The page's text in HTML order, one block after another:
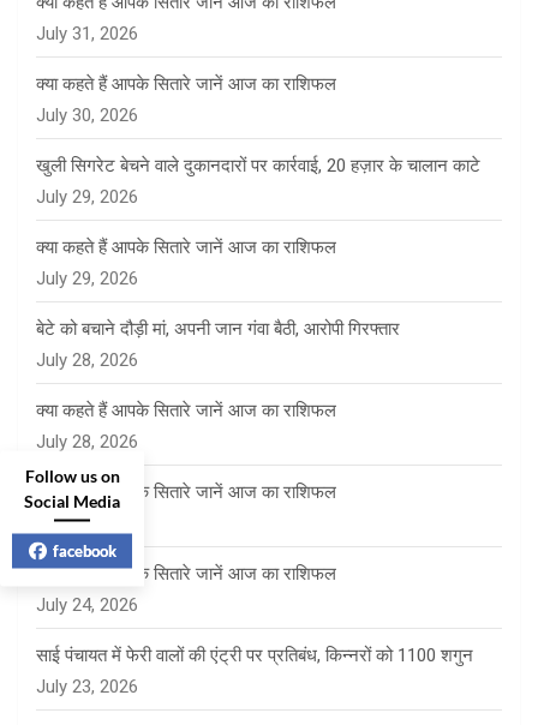
July 31, 2026
क्या कहते हैं आपके सितारे जानें आज का राशिफल
July 30, 2026
खुली सिगरेट बेचने वाले दुकानदारों पर कार्रवाई, 20 हज़ार के चालान काटे
July 29, 2026
क्या कहते हैं आपके सितारे जानें आज का राशिफल
July 29, 2026
बेटे को बचाने दौड़ी मां, अपनी जान गंवा बैठी, आरोपी गिरफ्तार
July 28, 2026
क्या कहते हैं आपके सितारे जानें आज का राशिफल
July 28, 2026
क्या कहते हैं आपके सितारे जानें आज का राशिफल
July 27, 2026
क्या कहते हैं आपके सितारे जानें आज का राशिफल
July 24, 2026
साई पंचायत में फेरी वालों की एंट्री पर प्रतिबंध, किन्नरों को 1100 शगुन
July 23, 2026
Follow us on
Social Media
facebook